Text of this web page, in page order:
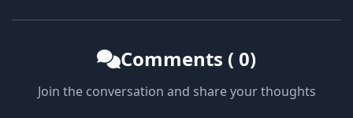
Comments ( 0)
Join the conversation and share your thoughts